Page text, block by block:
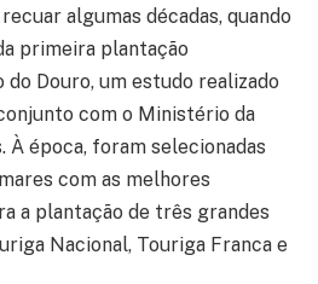
algumas décadas, quando
primeira plantação
Douro, um estudo realizado
com o Ministério da
época, foram selecionadas
com as melhores
a plantação de três grandes
Nacional, Touriga Franca e